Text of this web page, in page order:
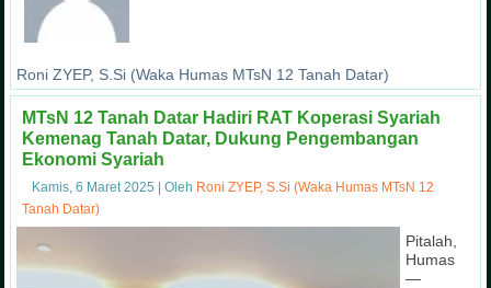
Roni ZYEP, S.Si (Waka Humas MTsN 12 Tanah Datar)
MTsN 12 Tanah Datar Hadiri RAT Koperasi Syariah
Kemenag Tanah Datar, Dukung Pengembangan
Ekonomi Syariah
Kamis, 6 Maret 2025 |Oleh Roni ZYEP, S.Si (Waka Humas MTsN 12
Tanah Datar)
Pitalah,
Humas
—